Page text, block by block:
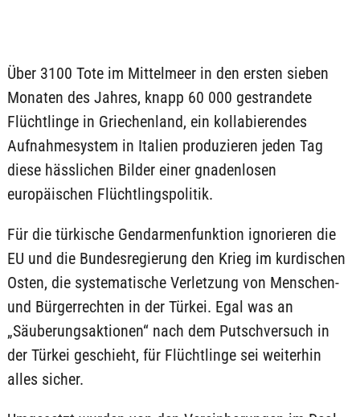
Über 3100 Tote im Mittelmeer in den ersten sieben
Monaten des Jahres, knapp 60 000 gestrandete
Flüchtlinge in Griechenland, ein kollabierendes
Aufnahmesystem in Italien produzieren jeden Tag
diese hässlichen Bilder einer gnadenlosen
europäischen Flüchtlingspolitik.
Für die türkische Gendarmenfunktion ignorieren die
EU und die Bundesregierung den Krieg im kurdischen
Osten, die systematische Verletzung von Menschen-
und Bürgerrechten in der Türkei. Egal was an
„Säuberungsaktionen“ nach dem Putschversuch in
der Türkei geschieht, für Flüchtlinge sei weiterhin
alles sicher.